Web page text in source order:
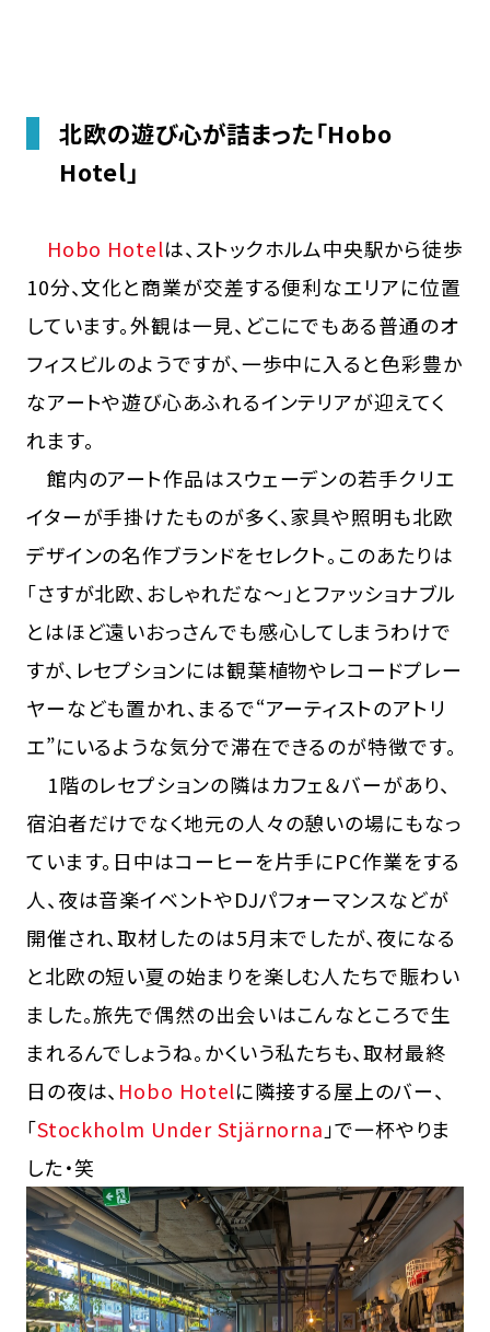
北欧の遊び心が詰まった「Hobo
Hotel」
Hobo Hotelは、ストックホルム中央駅から徒歩
10分、文化と商業が交差する便利なエリアに位置
しています。外観は一見、どこにでもある普通のオ
フィスビルのようですが、一歩中に入ると色彩豊か
なアートや遊び心あふれるインテリアが迎えてく
れます。
館内のアート作品はスウェーデンの若手クリエ
イターが手掛けたものが多く、家具や照明も北欧
デザインの名作ブランドをセレクト。このあたりは
「さすが北欧、おしゃれだな〜」とファッショナブル
とはほど遠いおっさんでも感心してしまうわけで
すが、レセプションには観葉植物やレコードプレー
ヤーなども置かれ、まるで“アーティストのアトリ
エ”にいるような気分で滞在できるのが特徴です。
1階のレセプションの隣はカフェ＆バーがあり、
宿泊者だけでなく地元の人々の憩いの場にもなっ
ています。日中はコーヒーを片手にPC作業をする
人、夜は音楽イベントやDJパフォーマンスなどが
開催され、取材したのは5月末でしたが、夜になる
と北欧の短い夏の始まりを楽しむ人たちで賑わい
ました。旅先で偶然の出会いはこんなところで生
まれるんでしょうね。かくいう私たちも、取材最終
日の夜は、 Hobo Hotelに隣接する屋上のバー、
「Stockholm Under Stjärnorna 」で一杯やりま
した・笑